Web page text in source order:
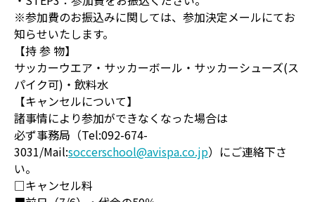
※参加費のお振込みに関しては、参加決定メールにてお
知らせいたします。
【持 参 物】
サッカーウエア・サッカーボール・サッカーシューズ(ス
パイク可)・飲料水
【キャンセルについて】
諸事情により参加ができなくなった場合は
必ず事務局（Tel:092-674-
3031/Mail:soccerschool@avispa.co.jp）にご連絡下さ
い。
□キャンセル料